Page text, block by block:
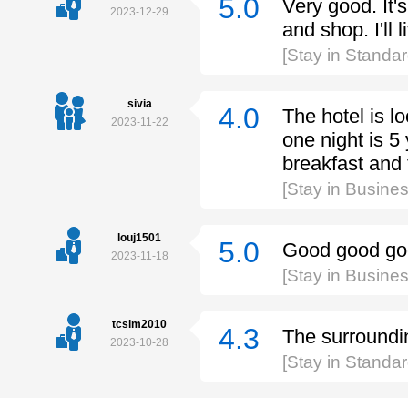
2023-12-29 5.0
Very good.
and shop. I'll
[Stay in
sivia
2023-11-22
4.0
The hotel is
one night is 5
breakfast
[Stay in
louj1501
2023-11-18
5.0 Good good
[Stay in
tcsim2010
2023-10-28
4.3 The
[Stay in